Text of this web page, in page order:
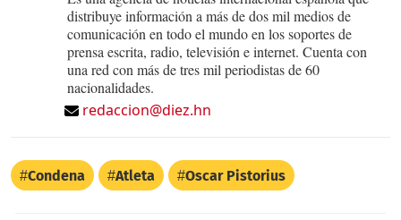
distribuye información a más de dos mil medios de
comunicación en todo el mundo en los soportes de
prensa escrita, radio, televisión e internet. Cuenta con
una red con más de tres mil periodistas de 60
nacionalidades.
redaccion@diez.hn
Condena Atleta Oscar Pistorius